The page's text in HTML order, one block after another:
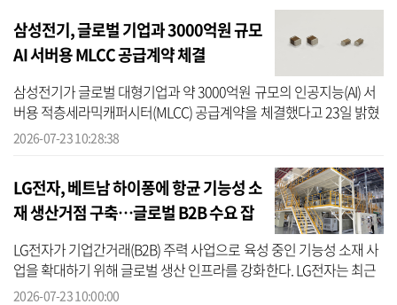
삼성전기, 글로벌 기업과 3000억원 규모
AI 서버용 MLCC 공급계약 체결
삼성전기가 글로벌 대형기업과 약 3000억원 규모의 인공지능(AI) 서
버용 적층세라믹캐퍼시터(MLCC) 공급계약을 체결했다고 23일 밝혔
다. 계약 기간은 2027년 1월 1일부터 12월 31일까지 1년이다. 삼성전
2026-07-23 10:28:38
LG전자, 베트남 하이퐁에 항균 기능성 소
재 생산거점 구축…글로벌 B2B 수요 잡
는다
LG전자가 기업간거래(B2B) 주력 사업으로 육성 중인 기능성 소재 사
업을 확대하기 위해 글로벌 생산 인프라를 강화한다. LG전자는 최근
베트남 하이퐁 생산법인에서 유리 파우더 기반 기능성 소재인 ‘LG 퓨
2026-07-23 10:00:00